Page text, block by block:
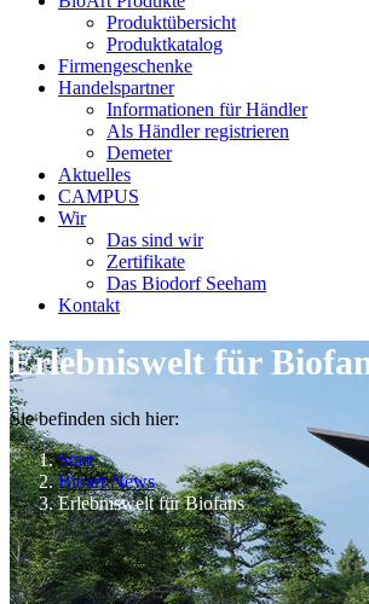
Produktübersicht
Produktkatalog
Firmengeschenke
Handelspartner
Informationen für Händler
Als Händler registrieren
Demeter
Aktuelles
CAMPUS
Wir
Das sind wir
Zertifikate
Das Biodorf Seeham
Kontakt
Erlebniswelt für
Sie befinden sich hier:
Start
Bioart News
Erlebniswelt für Biofans